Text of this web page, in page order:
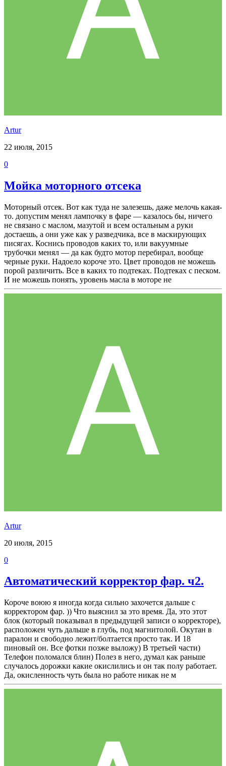
Аrtur
22 июля, 2015
0
Мойка моторного отсека
Моторный отсек. Вот как туда не залезешь, даже мелочь какая-
то. допустим менял лампочку в фаре — казалось бы, ничего
не связано с маслом, мазутой и всем остальным а руки
достаешь, а они уже как у разведчика, все в маскирующих
писягах. Коснись проводов каких то, или вакуумные
трубочки менял — да как будто мотор перебирал, вообще
черные руки. Надоело короче это. Цвет проводов не можешь
порой различить. Все в каких то подтеках. Подтеках с песком.
И не можешь понять, уровень масла в моторе не
Аrtur
20 июля, 2015
0
Автоматический корректор фар. ч2.
Короче воюю я иногда когда сильно захочется дальше с
корректором фар. )) Что выяснил за это время. Да, это этот
блок (который показывал в предыдущей записи о корректоре),
расположен чуть дальше в глубь, под магнитолой. Окутан в
паралон и свободно лежит/болтается просто так. И 18
пиновый он. Все фотки позже выложу) В третьей части)
Телефон поломался блин) Полез в него, думал как раньше
случалось дорожки какие окислились и он так полу работает.
Да, окисленность чуть была но работе никак не м